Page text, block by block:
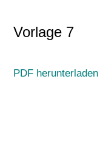
Vorlage 7
PDF herunterladen